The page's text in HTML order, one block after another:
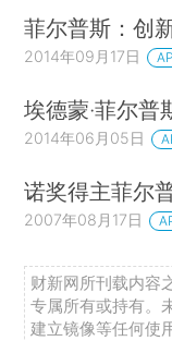
菲尔普斯：创
2014年09月17日
埃德蒙·菲尔普
2014年06月05日
诺奖得主菲尔
2007年08月17日
财新网所刊载内容
专属所有或持有。
建立镜像等任何使用